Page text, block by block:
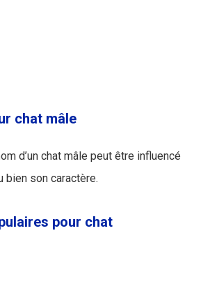
chat mâle
d’un chat mâle peut être influencé
bien son caractère.
pour chat